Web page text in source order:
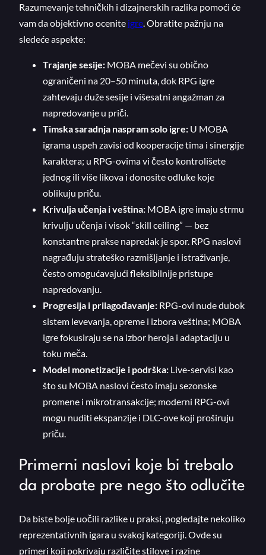
Razumevanje tehničkih i dizajnerskih razlika pomoći će
vam da objektivno ocenite igre . Obratite pažnju na
sledeće aspekte:
Trajanje sesije: MOBA mečevi su obično
ograničeni na 20–50 minuta, dok RPG igre
zahtevaju duže sesije i višesatni angažman za
napredovanje u priči.
Timska saradnja naspram solo igre: U MOBA
igrama uspeh zavisi od kooperacije tima i sinergije
karaktera; u RPG-ovima vi često kontrolišete
jednog ili više likova i donosite odluke koje
oblikuju priču.
Krivulja učenja i veština: MOBA igre imaju strmu
krivulju učenja i visok “skill ceiling” — bez
konstantne prakse napredak je spor. RPG naslovi
nagrađuju strateško razmišljanje i istraživanje,
često omogućavajući fleksibilnije pristupe
napredovanju.
Progresija i prilagođavanje: RPG-ovi nude dubok
sistem levevanja, opreme i izbora veština; MOBA
igre fokusiraju se na izbor heroja i adaptaciju u
toku meča.
Model monetizacije i podrška: Live-servisi kao
što su MOBA naslovi često imaju sezonske
promene i mikrotransakcije; moderni RPG-ovi
mogu nuditi ekspanzije i DLC-ove koji proširuju
priču.
Primerni naslovi koje bi trebalo
da probate pre nego što odlučite
Da biste bolje uočili razlike u praksi, pogledajte nekoliko
reprezentativnih igara u svakoj kategoriji. Ovde su
primeri koji pokrivaju različite stilove i razine